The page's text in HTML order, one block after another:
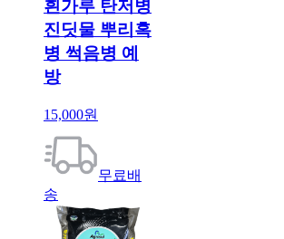
흰가루 탄저병
진딧물 뿌리혹
병 썩음병 예
방
15,000원
무료배
송